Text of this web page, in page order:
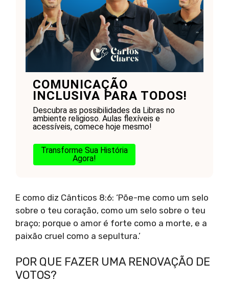
COMUNICAÇÃO
INCLUSIVA PARA TODOS!
Descubra as possibilidades da Libras no
ambiente religioso. Aulas flexíveis e
acessíveis, comece hoje mesmo!
Transforme Sua História
Agora!
E como diz Cânticos 8:6: ‘Põe-me como um selo
sobre o teu coração, como um selo sobre o teu
braço; porque o amor é forte como a morte, e a
paixão cruel como a sepultura.’
POR QUE FAZER UMA RENOVAÇÃO DE
VOTOS?